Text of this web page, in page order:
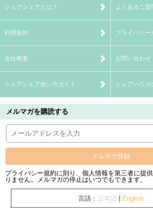
シェアシェアとは？ よくあるご質
利用規約 プライバシー
会社概要 お問い合わせ
シェアシェア使い方ガイド シェアハウス
メルマガを購読する
メルマガ登録
プライバシー規約に則り、個人情報を第三者に提
りません。メルマガの停止はいつでもできます。
言語： 日本語 English